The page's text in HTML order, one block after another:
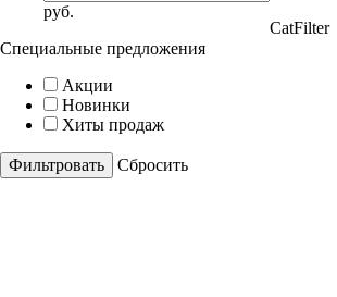
руб.
Специальные предложения
Акции
Новинки
Хиты продаж
Cбросить
CatFilter